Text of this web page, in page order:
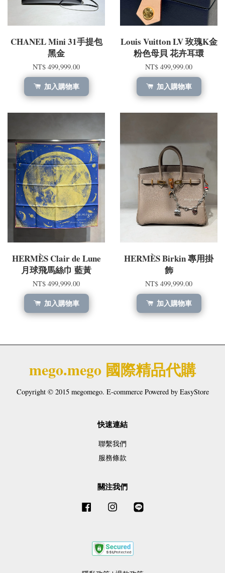
CHANEL Mini 31手提包
黑金
NT$ 499,999.00
加入購物車
Louis Vuitton LV 玫瑰K金
粉色母貝 花卉耳環
NT$ 499,999.00
加入購物車
HERMÈS Clair de Lune
月球飛馬絲巾 藍黃
NT$ 499,999.00
加入購物車
HERMÈS Birkin 專用掛
飾
NT$ 499,999.00
加入購物車
mego.mego 國際精品代購
Copyright © 2015 megomego. E-commerce Powered by EasyStore
快速連結
聯繫我們
服務條款
關注我們
Facebook Instagram